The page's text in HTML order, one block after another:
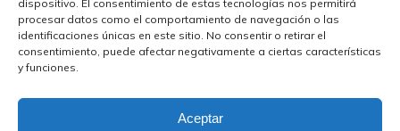
dispositivo. El consentimiento de estas tecnologías nos permitirá
procesar datos como el comportamiento de navegación o las
identificaciones únicas en este sitio. No consentir o retirar el
consentimiento, puede afectar negativamente a ciertas características
y funciones.
Aceptar
ESTUFA LEÑA MOD. VILLARES